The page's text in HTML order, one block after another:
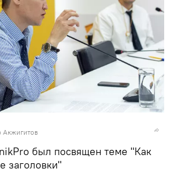
Акжигитов
был посвящен теме "Как
заголовки"